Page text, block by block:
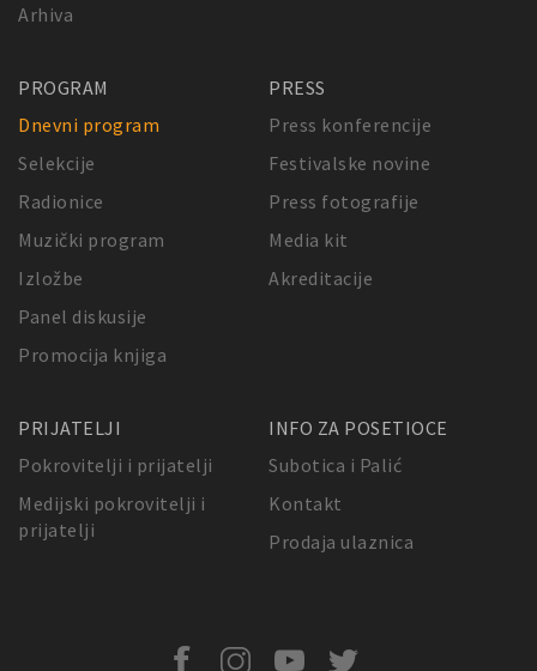
Arhiva
PROGRAM
Dnevni program
Selekcije
Radionice
Muzički program
Izložbe
Panel diskusije
Promocija knjiga
PRESS
Press konferencije
Festivalske novine
Press fotografije
Media kit
Akreditacije
PRIJATELJI
Pokrovitelji i prijatelji
Medijski pokrovitelji i
prijatelji
INFO ZA POSETIOCE
Subotica i Palić
Kontakt
Prodaja ulaznica